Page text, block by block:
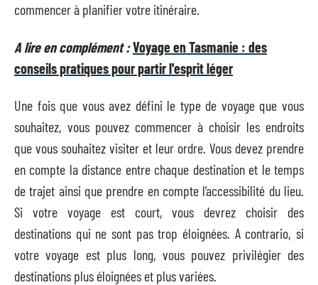
commencer à planifier votre itinéraire.
A lire en complément :Voyage en Tasmanie : des
conseils pratiques pour partir l'esprit léger
Une fois que vous avez défini le type de voyage que vous
souhaitez, vous pouvez commencer à choisir les endroits
que vous souhaitez visiter et leur ordre. Vous devez prendre
en compte la distance entre chaque destination et le temps
de trajet ainsi que prendre en compte l’accessibilité du lieu.
Si votre voyage est court, vous devrez choisir des
destinations qui ne sont pas trop éloignées. A contrario, si
votre voyage est plus long, vous pouvez privilégier des
destinations plus éloignées et plus variées.